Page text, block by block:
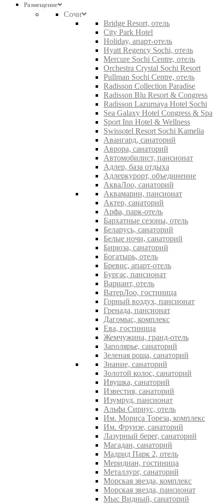
Размещение
Сочи
Bridge Resort, отель
City Park Hotel
Holiday, апарт-отель
Hyatt Regency Sochi, отель
Mercure Sochi Centre, отель
Orchestra Crystal Sochi Resort
Pullman Sochi Centre, отель
Radisson Collection Paradise
Radisson Blu Resort & Congress
Radisson Lazurnaya Hotel Sochi
Sea Galaxy Hotel Congress & Spa
Sport Inn Hotel & Wellness
Swissotel Resort Sochi Kamelia
Авангард, санаторий
Аврора, санаторий
Автомобилист, пансионат
Адлер, база отдыха
Адлеркурорт, объединение
АкваЛоо, санаторий
Аквамарин, пансионат
Актер, санаторий
Арфа, парк-отель
Бархатные сезоны, отель
Беларусь, санаторий
Белые ночи, санаторий
Бирюза, санаторий
Богатырь, отель
Бревис, апарт-отель
Бургас, пансионат
Вариант, отель
ВатерЛоо, гостиница
Горный воздух, пансионат
Гренада, пансионат
Дагомыс, комплекс
Ева, гостиница
Жемчужина, гранд-отель
Заполярье, санаторий
Зеленая роща, санаторий
Знание, санаторий
Золотой колос, санаторий
Ивушка, санаторий
Известия, санаторий
Изумруд, пансионат
Альфа Сириус, отель
Им. Мориса Тореза, комплекс
Им. Фрунзе, санаторий
Лазурный берег, санаторий
Магадан, санаторий
Мадрид Парк 2, отель
Меридиан, гостиница
Металлург, санаторий
Морская звезда, комплекс
Морская звезда, пансионат
Мыс Видный, санаторий